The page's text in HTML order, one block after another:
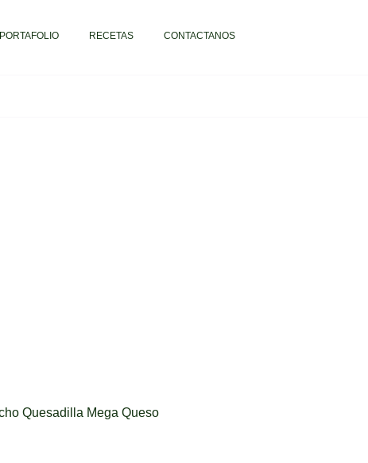
PORTAFOLIO RECETAS CONTACTANOS